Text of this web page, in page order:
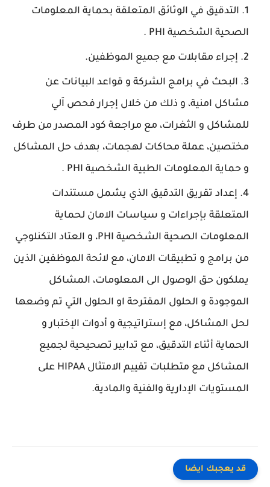
التدقيق في الوثائق المتعلقة بحماية المعلومات
الصحية الشخصية PHI .
إجراء مقابلات مع جميع الموظفين.
البحث في برامج الشركة و قواعد البيانات عن
مشاكل امنية، و ذلك من خلال إجرار فحص اَلي
للمشاكل و الثغرات، مع مراجعة كود المصدر من طرف
مختصين، عملة محاكات لهجمات، بهدف حل المشاكل
و حماية المعلومات الطبية الشخصية PHI .
إعداد تقريق التدقيق الذي يشمل مستندات
المتعلقة بإجراءات و سياسات الامان لحماية
المعلومات الصحية الشخصية PHI، و العتاد التكنلوجي
من برامج و تطبيقات الامان، مع لائحة الموظفين الذين
يملكون حق الوصول الى المعلومات، المشاكل
الموجودة و الحلول المقترحة او الحلول التي تم وضعها
لحل المشاكل، مع إستراتيجية و أدوات الإختبار و
الحماية أثناء التدقيق، مع تدابير تصحيحية لجميع
المشاكل مع متطلبات تقييم الامتثال HIPAA على
المستويات الإدارية والفنية والمادية.
قد يعجبك ايضا